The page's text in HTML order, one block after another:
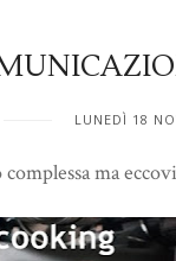
LUNEDÌ 18
ma